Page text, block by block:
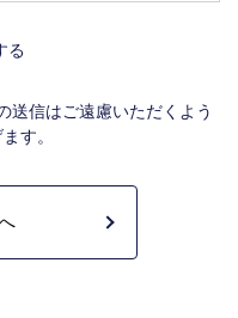
機構の物件検索システム（レイ
、指定流通機構（宅地建物取引
、成約価格などの情報で、氏名
は、物件情報及び成約情報を指
な団体に電子データや紙媒体で
すること、及び売買、賃貸借、
る
送信はご遠慮いただくよう
す。